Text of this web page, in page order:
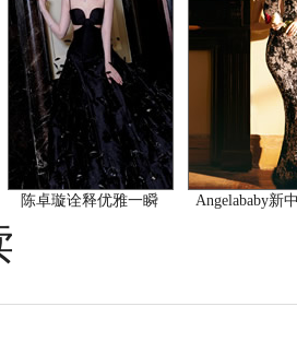
陈卓璇诠释优雅一瞬 Angelababy新